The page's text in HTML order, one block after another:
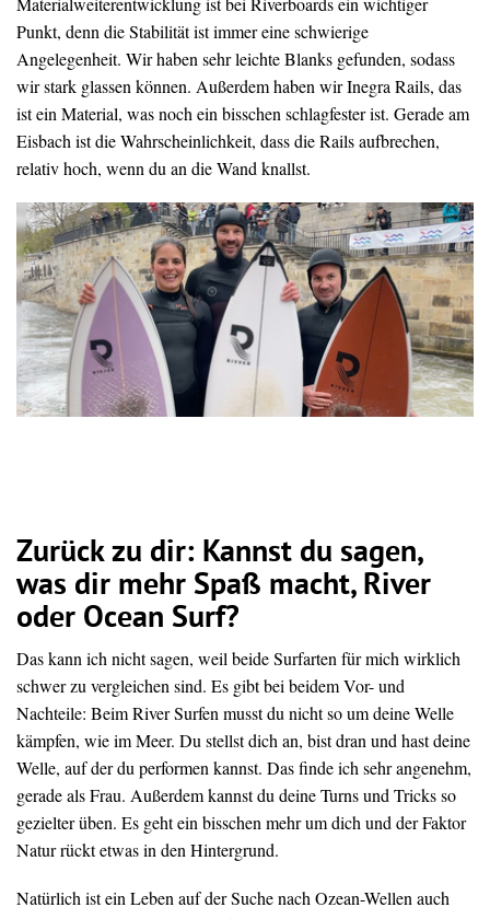
Punkt, denn die Stabilität ist immer eine schwierige
Angelegenheit. Wir haben sehr leichte Blanks gefunden, sodass
wir stark glassen können. Außerdem haben wir Inegra Rails, das
ist ein Material, was noch ein bisschen schlagfester ist. Gerade am
Eisbach ist die Wahrscheinlichkeit, dass die Rails aufbrechen,
relativ hoch, wenn du an die Wand knallst.
Zurück zu dir: Kannst du sagen,
was dir mehr Spaß macht, River
oder Ocean Surf?
Das kann ich nicht sagen, weil beide Surfarten für mich wirklich
schwer zu vergleichen sind. Es gibt bei beidem Vor- und
Nachteile: Beim River Surfen musst du nicht so um deine Welle
kämpfen, wie im Meer. Du stellst dich an, bist dran und hast deine
Welle, auf der du performen kannst. Das finde ich sehr angenehm,
gerade als Frau. Außerdem kannst du deine Turns und Tricks so
gezielter üben. Es geht ein bisschen mehr um dich und der Faktor
Natur rückt etwas in den Hintergrund.
Natürlich ist ein Leben auf der Suche nach Ozean-Wellen auch